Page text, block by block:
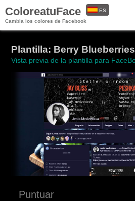
ColoreatuFace
Cambia los colores de Facebook
ES
Plantilla: Berry
Vista previa de la plantilla para
Puntuar